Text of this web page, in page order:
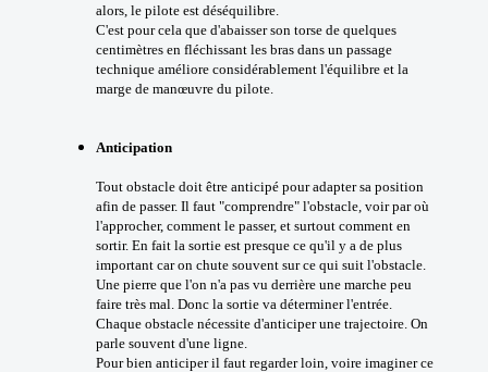
alors, le pilote est déséquilibre.
C'est pour cela que d'abaisser son torse de quelques
centimètres en fléchissant les bras dans un passage
technique améliore considérablement l'équilibre et la
marge de manœuvre du pilote.
Anticipation
Tout obstacle doit être anticipé pour adapter sa position
afin de passer. Il faut "comprendre" l'obstacle, voir par où
l'approcher, comment le passer, et surtout comment en
sortir. En fait la sortie est presque ce qu'il y a de plus
important car on chute souvent sur ce qui suit l'obstacle.
Une pierre que l'on n'a pas vu derrière une marche peu
faire très mal. Donc la sortie va déterminer l'entrée.
Chaque obstacle nécessite d'anticiper une trajectoire. On
parle souvent d'une ligne.
Pour bien anticiper il faut regarder loin, voire imaginer ce